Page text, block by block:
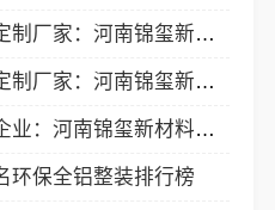
河南锦玺新材料有限责任公司
河南锦玺新材料有限责任公司
南锦玺新材料有限责任公司
环保全铝整装排行榜